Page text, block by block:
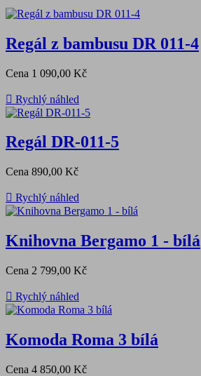
Regál z bambusu DR 011-4
Cena 1 090,00 Kč
 Rychlý náhled
Regál DR-011-5
Cena 890,00 Kč
 Rychlý náhled
Knihovna Bergamo 1 - bílá
Cena 2 799,00 Kč
 Rychlý náhled
Komoda Roma 3 bílá
Cena 4 850,00 Kč